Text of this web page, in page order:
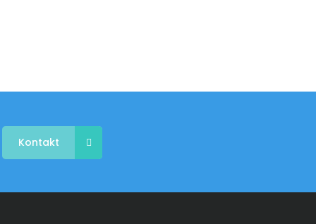
Kontakt